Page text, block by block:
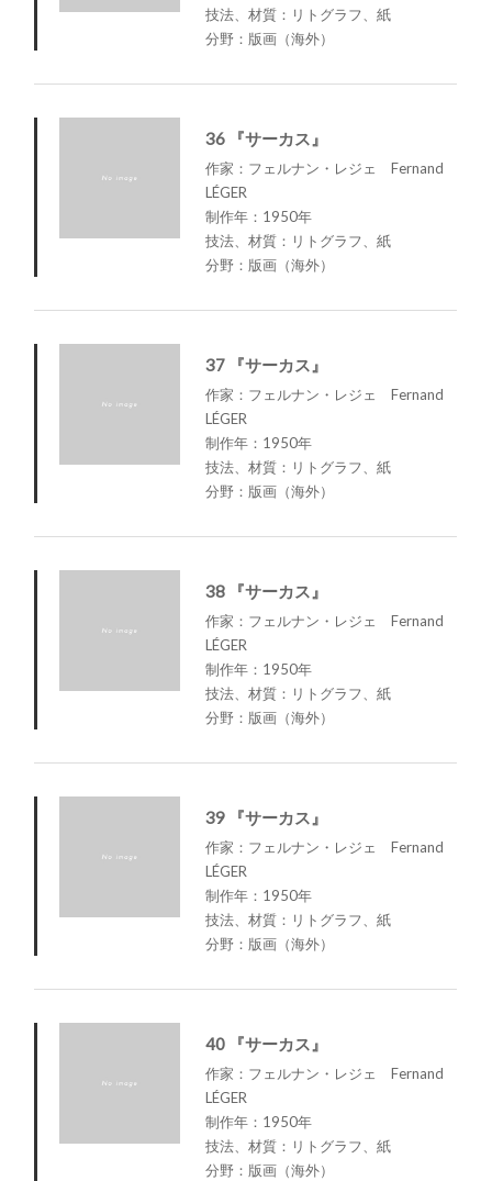
技法、材質：リトグラフ、紙
分野：版画（海外）
36 『サーカス』
作家：フェルナン・レジェ Fernand
LÉGER
制作年：1950年
技法、材質：リトグラフ、紙
分野：版画（海外）
37 『サーカス』
作家：フェルナン・レジェ Fernand
LÉGER
制作年：1950年
技法、材質：リトグラフ、紙
分野：版画（海外）
38 『サーカス』
作家：フェルナン・レジェ Fernand
LÉGER
制作年：1950年
技法、材質：リトグラフ、紙
分野：版画（海外）
39 『サーカス』
作家：フェルナン・レジェ Fernand
LÉGER
制作年：1950年
技法、材質：リトグラフ、紙
分野：版画（海外）
40 『サーカス』
作家：フェルナン・レジェ Fernand
LÉGER
制作年：1950年
技法、材質：リトグラフ、紙
分野：版画（海外）